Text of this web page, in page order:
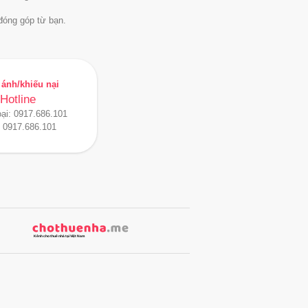
góp từ bạn.
khiếu nại
Hotline
0917.686.101
0917.686.101